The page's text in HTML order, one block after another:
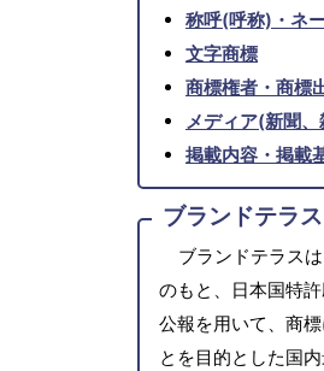
称呼(呼称)・ネ
文字商標
商標権者・商標
メディア(新聞
掲載内容・掲載
ブランドテラ
ブランドテラス
のもと、日本国特
公報を用いて、商
とを目的とした国